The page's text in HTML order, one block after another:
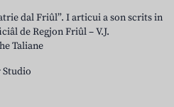
dal Friûl”. I articui a son scrits in
de Regjon Friûl – V.J.
Taliane
Studio